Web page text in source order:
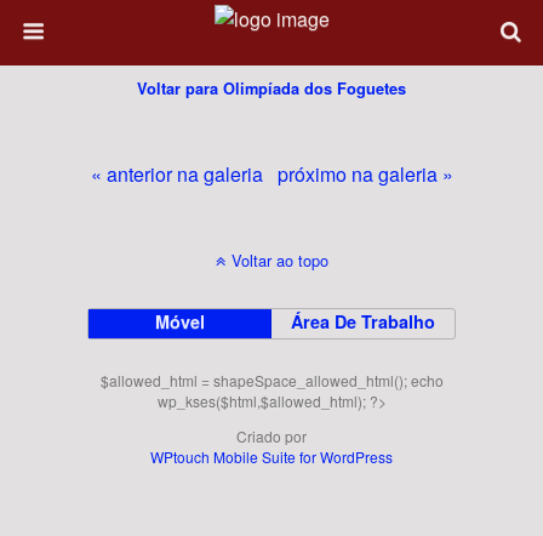
Voltar para Olimpíada dos Foguetes
« anterior na galeria próximo na galeria »
Voltar ao topo
Móvel Área De Trabalho
$allowed_html = shapeSpace_allowed_html(); echo
wp_kses($html,$allowed_html); ?>
Criado por
WPtouch Mobile Suite for WordPress